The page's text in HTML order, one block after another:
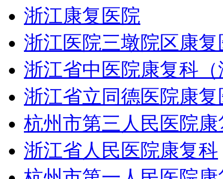
浙江康复医院
浙江医院三墩院区康
浙江省中医院康复科
浙江省立同德医院康
杭州市第三人民医院
浙江省人民医院康复科